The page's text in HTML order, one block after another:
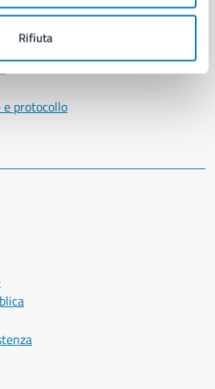
Rifiuta
protocollo